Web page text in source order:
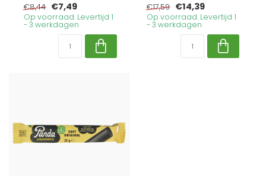
€8,44 €7,49
Op voorraad. Levertijd 1
- 3 werkdagen
€17,59 €14,39
Op voorraad. Levertijd 1
- 3 werkdagen